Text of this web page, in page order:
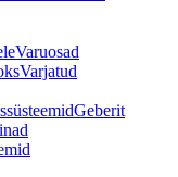
Varuosad
Varjatud
Geberit